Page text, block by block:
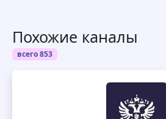
Похожие каналы
всего 853